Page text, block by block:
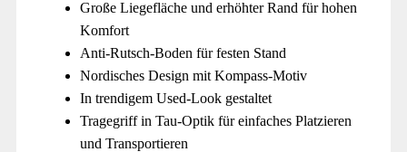
Große Liegefläche und erhöhter Rand für hohen
Komfort
Anti-Rutsch-Boden für festen Stand
Nordisches Design mit Kompass-Motiv
In trendigem Used-Look gestaltet
Tragegriff in Tau-Optik für einfaches Platzieren
und Transportieren